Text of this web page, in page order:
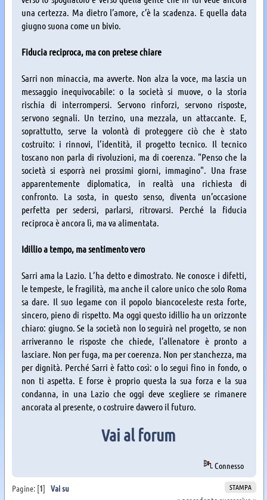
una certezza. Ma dietro l’amore, c’è la scadenza. E quella data
giugno suona come un bivio.
Fiducia reciproca, ma con pretese chiare
Sarri non minaccia, ma avverte. Non alza la voce, ma lascia un
messaggio inequivocabile: o la società si muove, o la storia
rischia di interrompersi. Servono rinforzi, servono risposte,
servono segnali. Un terzino, una mezzala, un attaccante. E,
soprattutto, serve la volontà di proteggere ciò che è stato
costruito: i rinnovi, l’identità, il progetto tecnico. Il tecnico
toscano non parla di rivoluzioni, ma di coerenza. "Penso che la
società si esporrà nei prossimi giorni, immagino". Una frase
apparentemente diplomatica, in realtà una richiesta di
confronto. La sosta, in questo senso, diventa un’occasione
perfetta per sedersi, parlarsi, ritrovarsi. Perché la fiducia
reciproca è ancora lì, ma va alimentata.
Idillio a tempo, ma sentimento vero
Sarri ama la Lazio. L’ha detto e dimostrato. Ne conosce i difetti,
le tempeste, le fragilità, ma anche il calore unico che solo Roma
sa dare. Il suo legame con il popolo biancoceleste resta forte,
sincero, pieno di rispetto. Ma oggi questo idillio ha un orizzonte
chiaro: giugno. Se la società non lo seguirà nel progetto, se non
arriveranno le risposte che chiede, l’allenatore è pronto a
lasciare. Non per fuga, ma per coerenza. Non per stanchezza, ma
per dignità. Perché Sarri è fatto così: o lo segui fino in fondo, o
non ti aspetta. E forse è proprio questa la sua forza e la sua
condanna, in una Lazio che oggi deve scegliere se rimanere
ancorata al presente, o costruire davvero il futuro.
Vai al forum
Connesso
STAMPA
Pagine: [1] Vai su